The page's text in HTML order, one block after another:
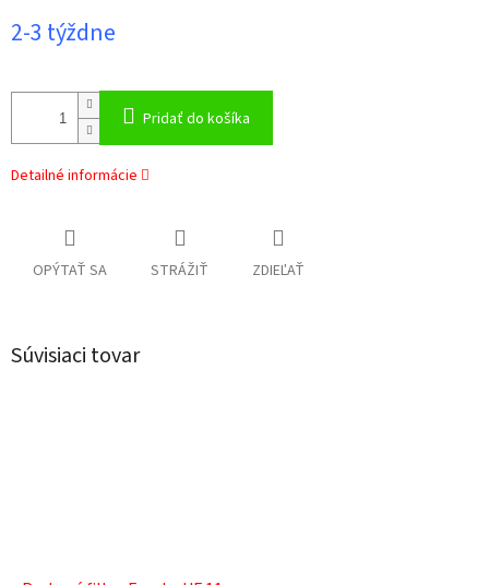
cena:
2-3 týždne
Pridať do košíka
Detailné informácie
OPÝTAŤ SA STRÁŽIŤ ZDIEĽAŤ
Súvisiaci tovar